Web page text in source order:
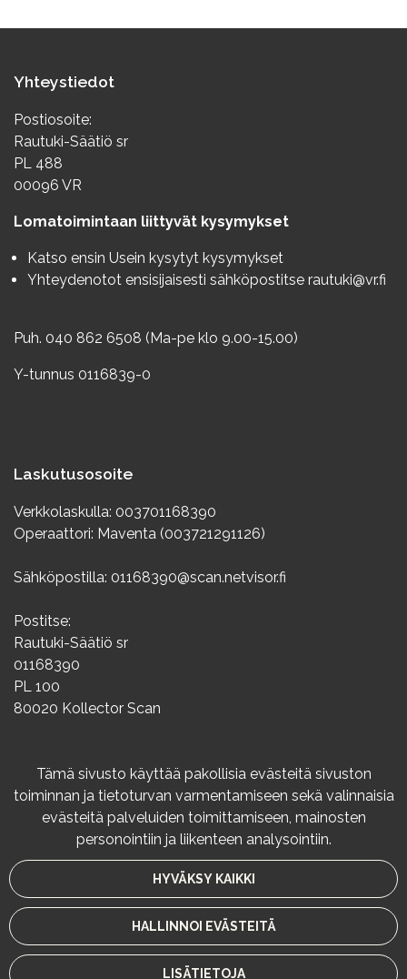
Tämä sivusto käyttää pakollisia evästeitä sivuston
toiminnan ja tietoturvan varmentamiseen sekä valinnaisia
evästeitä palveluiden toimittamiseen, mainosten
personointiin ja liikenteen analysointiin.
HYVÄKSY KAIKKI
HALLINNOI EVÄSTEITÄ
LISÄTIETOJA
Yhteystiedot
Postiosoite:
Rautuki-Säätiö sr
PL 488
00096 VR
Lomatoimintaan liittyvät kysymykset
Katso ensin Usein kysytyt kysymykset
Yhteydenotot ensisijaisesti sähköpostitse rautuki@vr.fi
Puh. 040 862 6508 (Ma-pe klo 9.00-15.00)
Y-tunnus 0116839-0
Laskutusosoite
Verkkolaskulla: 003701168390
Operaattori: Maventa (003721291126)
Sähköpostilla: 01168390@scan.netvisor.fi
Postitse:
Rautuki-Säätiö sr
01168390
PL 100
80020 Kollector Scan
Info
Rekisteriseloste
Varaus- ja peruutusehdot
Maksutavat
© Rautuki-Säätiö 2024. Sivusto: atFlow